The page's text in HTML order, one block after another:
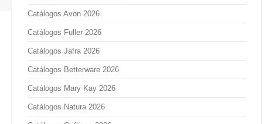
Catálogos Avon 2026
Catálogos Fuller 2026
Catálogos Jafra 2026
Catálogos Betterware 2026
Catálogos Mary Kay 2026
Catálogos Natura 2026